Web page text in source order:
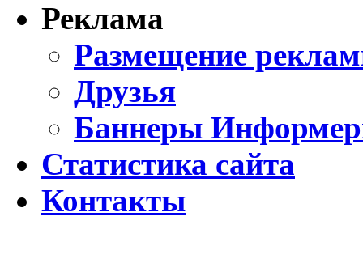
Реклама
Размещение
Друзья
Баннеры
Статистика сайта
Контакты